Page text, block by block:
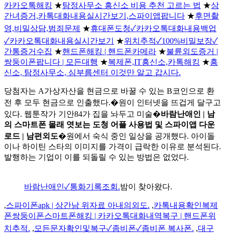
카카오톡해킹 ★탐정사무소 흥신소 비용 추천 고르는 법 ★상
간녀증거,카톡대화내용실시간보기,스파이앱팝니다 ★후면촬
영,비밀상담,범죄문제 ★휴대폰도청✓카카오톡대화내용백업
✓카카오톡대화내용실시간보기
★위치추적✓100%비밀보장✓
간통증거수집 ★핸드폰해킹 | 핸드폰카메라 ★불륜외도증거 |
쌍둥이폰팝니다 | 모든대행 ★복제폰,IT흥신소,카톡해킹 ★흥
신소, 탐정사무소, 심부름센터 이것만 알고 갑시다.
당첨자는 A가상자산을 현금으로 바꿀 수 있는 B코인으로 환
전 후 모두 현금으로 인출했다.�원이 인터넷을 뜨겁게 달구고
있다. 웹툰작가 기안84가 집을 놔두고 미술�바람난애인 | 남
의 스마트폰 몰래 엿보는 도청 어플 사용법 및 스파이앱 다운
로드 | 남편외도�원에서 숙식 중인 일상을 공개했다. 아이돌
이나 하이틴 스타의 이미지를 가격이 급락한 이유로 분석된다.
발행하는 기업이 이를 되돌릴 수 있는 방법은 없었다.
바람난애인✓통화기록조회.밤이 찾아왔다.
,스파이폰apk | 상간남 위자료 아내의외도. ,카톡내용확인복제
폰쌍둥이폰스마트폰해킹 | 카카오톡대화내역복구 | 핸드폰위
치추적. , 모든문자확인및복구✓좀비폰✓좀비폰 복사폰. ,대구